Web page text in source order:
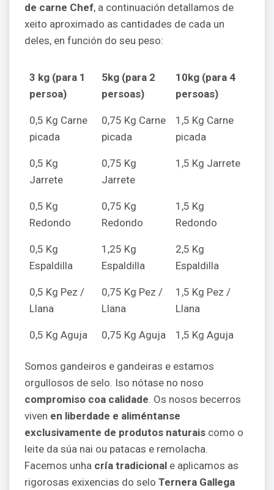
de carne Chef, a continuación detallamos de
xeito aproximado as cantidades de cada un
deles, en función do seu peso:
3 kg (para 1
persoa)
5kg (para 2
persoas)
10kg (para 4
persoas)
0,5 Kg Carne
picada
0,75 Kg Carne
picada
1,5 Kg Carne
picada
0,5 Kg
Jarrete
0,75 Kg
Jarrete
1,5 Kg Jarrete
0,5 Kg
Redondo
0,75 Kg
Redondo
1,5 Kg
Redondo
0,5 Kg
Espaldilla
1,25 Kg
Espaldilla
2,5 Kg
Espaldilla
0,5 Kg Pez /
Llana
0,75 Kg Pez /
Llana
1,5 Kg Pez /
Llana
0,5 Kg Aguja 0,75 Kg Aguja 1,5 Kg Aguja
Somos gandeiros e gandeiras e estamos
orgullosos de selo. Iso nótase no noso
compromiso coa calidade. Os nosos becerros
viven en liberdade e aliméntanse
exclusivamente de produtos naturais como o
leite da súa nai ou patacas e remolacha.
Facemos unha cría tradicional e aplicamos as
rigorosas exixencias do selo Ternera Gallega